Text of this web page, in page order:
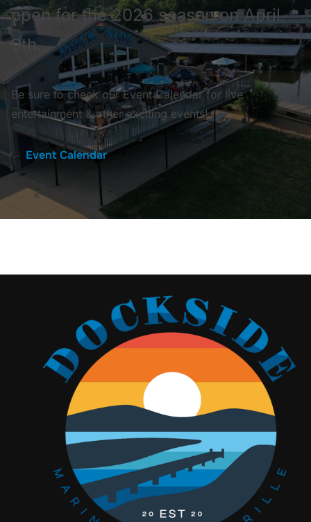
open for the 2026 season on April
9th.
Be sure to check our Event Calendar for live
entertainment & other exciting events!
Event Calendar